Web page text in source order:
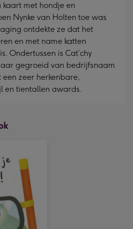
met hondje en
Nynke van Holten toe was
ontdekte ze dat het
en met name katten
Ondertussen is Cat’chy
gegroeid van bedrijfsnaam
zeer herkenbare,
en tientallen awards.